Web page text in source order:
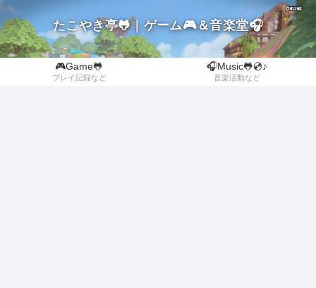
たこやき亭🐸｜ゲーム🎮＆音楽堂🎧
🎮Game🐸
プレイ記録など
🎧Music🐸💿♪
音楽活動など